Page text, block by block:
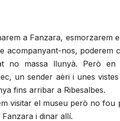
a Fanzara, esmorzarem
acompanyant-nos, poderem
no massa llunyà. Però
un sender aèri i unes
fins arribar a Ribesalbes.
visitar el museu però no
i dinar allí.